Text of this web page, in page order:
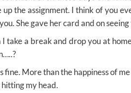
up the assignment. I think of you
She gave her card and on
I take a break and drop you at
fine. More than the happiness of
hitting my head.